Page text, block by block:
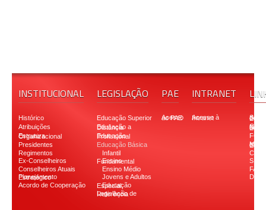
INSTITUCIONAL LEGISLAÇÃO PAE INTRANET
Histórico Educação Superior Acesso ao PAE Acesso à Intranet
Secretaria
Atribuições
Educação a Distância
Conselho
Estrutura Organizacional
Educação Profissional
Presidentes
Educação Básica
Ministério
Regimentos
Infantil
Ex-Conselheiros
Ensino Fundamental
Conselheiros Atuais
Ensino Médio
Planejamento Estratégico
Jovens e Adultos
Acordo de Cooperação
Educação Especial
Legislação de Referência